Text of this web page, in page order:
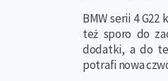
BMW serii 4
też sporo do
dodatki, a do
potrafi nowa